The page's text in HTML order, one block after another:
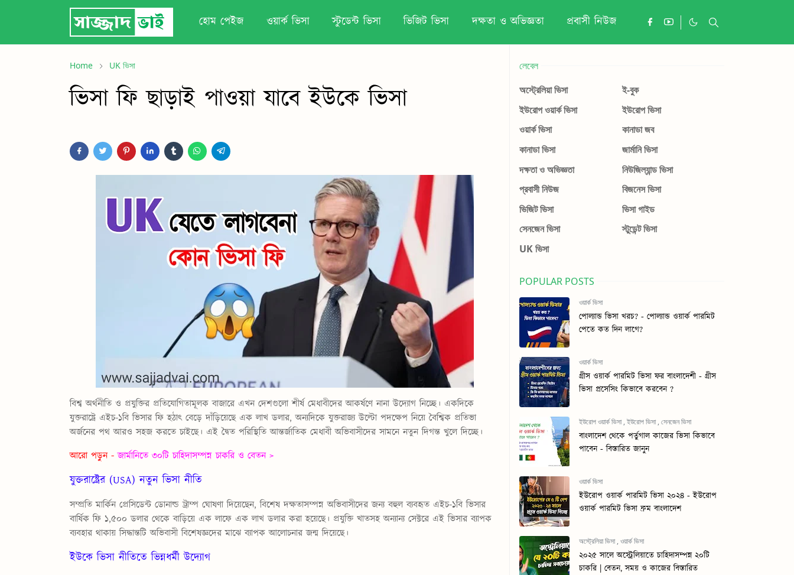
হোম পেইজ ওয়ার্ক ভিসা স্টুডেন্ট ভিসা ভিজিট ভিসা দক্ষতা ও অভিজ্ঞতা প্রবাসী নিউজ
Home UK ভিসা
ভিসা ফি ছাড়াই পাওয়া যাবে ইউকে ভিসা
বিশ্ব অর্থনীতি ও প্রযুক্তির প্রতিযোগিতামূলক বাজারে এখন দেশগুলো শীর্ষ মেধাবীদের আকর্ষণে নানা উদ্যোগ নিচ্ছে। একদিকে
যুক্তরাষ্ট্রে এইচ-১বি ভিসার ফি হঠাৎ বেড়ে দাঁড়িয়েছে এক লাখ ডলার, অন্যদিকে যুক্তরাজ্য উল্টো পদক্ষেপ নিয়ে বৈশ্বিক প্রতিভা
অর্জনের পথ আরও সহজ করতে চাইছে। এই দ্বৈত পরিস্থিতি আন্তর্জাতিক মেধাবী অভিবাসীদের সামনে নতুন দিগন্ত খুলে দিচ্ছে।
আরো পড়ুন - জার্মানিতে ৩০টি চাহিদাসম্পন্ন চাকরি ও বেতন >
যুক্তরাষ্ট্রের (USA) নতুন ভিসা নীতি
সম্প্রতি মার্কিন প্রেসিডেন্ট ডোনাল্ড ট্রাম্প ঘোষণা দিয়েছেন, বিশেষ দক্ষতাসম্পন্ন অভিবাসীদের জন্য বহুল ব্যবহৃত এইচ-১বি ভিসার
বার্ষিক ফি ১,৫০০ ডলার থেকে বাড়িয়ে এক লাফে এক লাখ ডলার করা হয়েছে। প্রযুক্তি খাতসহ অন্যান্য সেক্টরে এই ভিসার ব্যাপক
ব্যবহার থাকায় সিদ্ধান্তটি অভিবাসী বিশেষজ্ঞদের মাঝে ব্যাপক আলোচনার জন্ম দিয়েছে।
ইউকে ভিসা নীতিতে ভিন্নধর্মী উদ্যোগ
লেবেল
অস্ট্রেলিয়া ভিসা
ই-বুক
ইউরোপ ওয়ার্ক ভিসা
ইউরোপ ভিসা
ওয়ার্ক ভিসা
কানাডা জব
কানাডা ভিসা
জার্মানি ভিসা
দক্ষতা ও অভিজ্ঞতা
নিউজিল্যান্ড ভিসা
প্রবাসী নিউজ
বিজনেস ভিসা
ভিজিট ভিসা
ভিসা গাইড
সেনজেন ভিসা
স্টুডেন্ট ভিসা
UK ভিসা
POPULAR POSTS
ওয়ার্ক ভিসা
পোল্যান্ড ভিসা খরচ? - পোল্যান্ড ওয়ার্ক পারমিট
পেতে কত দিন লাগে?
ওয়ার্ক ভিসা
গ্রীস ওয়ার্ক পারমিট ভিসা ফর বাংলাদেশী - গ্রীস
ভিসা প্রসেসিং কিভাবে করবেন ?
ইউরোপ ওয়ার্ক ভিসা,ইউরোপ ভিসা,সেনজেন ভিসা
বাংলাদেশ থেকে পর্তুগাল কাজের ভিসা কিভাবে
পাবেন - বিস্তারিত জানুন
ওয়ার্ক ভিসা
ইউরোপ ওয়ার্ক পারমিট ভিসা ২০২৪ - ইউরোপ
ওয়ার্ক পারমিট ভিসা ফ্রম বাংলাদেশ
অস্ট্রেলিয়া ভিসা,ওয়ার্ক ভিসা
২০২৫ সালে অস্ট্রেলিয়াতে চাহিদাসম্পন্ন ২০টি
চাকরি | বেতন, সময় ও কাজের বিস্তারিত